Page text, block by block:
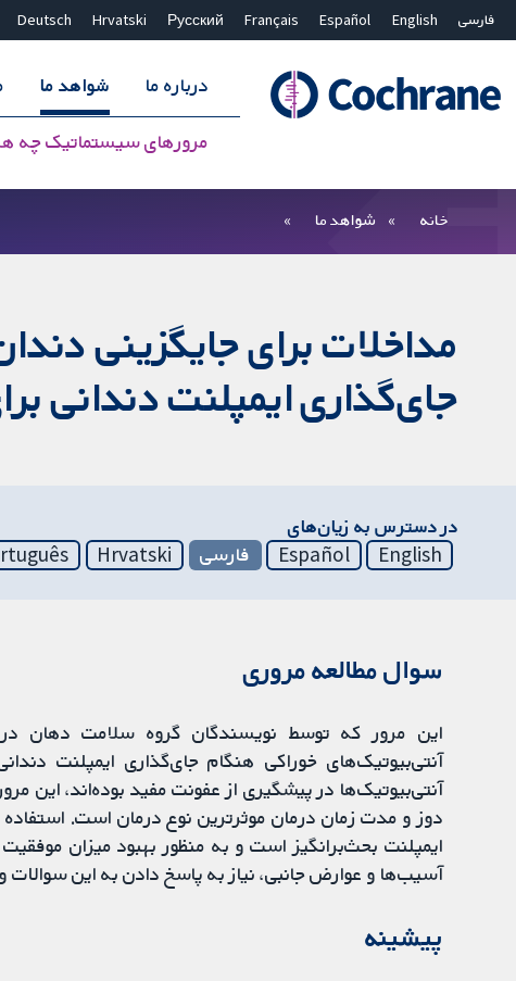
فارسی English
Español
Français
Русский
Hrvatski
Deutsch
درباره ما شواهد ما
مرورهای سیستماتیک چه
بستن جستجو ✖
خانه شواهد ما
مداخلات برای جایگزینی
جای‌گذاری ایمپلنت دندانی
در دسترس به زیان‌های
English
Español فارسی Hrvatski
سوال مطالعه مروری
این مرور که توسط نویسندگان گروه سلامت دهان در
آنتی‌بیوتیک‌های خوراکی هنگام جای‌گذاری ایمپلنت
آنتی‌بیوتیک‌ها در پیشگیری از عفونت مفید بوده‌اند، این
دوز و مدت زمان درمان موثرترین نوع درمان است.
ایمپلنت بحث‌برانگیز است و به منظور بهبود میزان
آسیب‌ها و عوارض جانبی، نیاز به پاسخ دادن به این سوالات
پیشینه